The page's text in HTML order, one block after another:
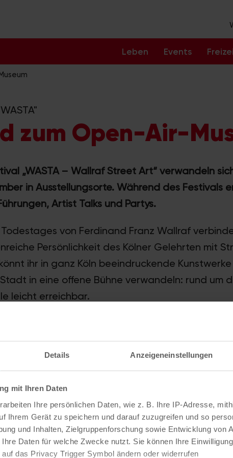
Details Anzeigeneinstellungen
mit Ihren Daten
Ihre persönlichen Daten, wie z. B. Ihre IP-Adresse,
Ihrem Gerät zu speichern und darauf zuzugreifen und so
und Inhalten, Zielgruppenforschung sowie Entwicklung von
Daten für welche Zwecke nutzt. Sie können Ihre
das Privacy Trigger Symbol ändern oder widerrufen
Leben Events
zum Open-Air-
„WASTA – Wallraf Street Art“ verwandeln
in Ausstellungsorte. Während des Festivals
Artist Talks und Partys.
von Ferdinand Franz Wallraf
Persönlichkeit des Kölner Gelehrten mit
ihr in ganz Köln beeindruckende
in eine offene Bühne verwandeln: rund um
leicht erreichbar.
schaffen ein Netzwerk von Kunstwerken,
mit dem intellektuellen Erbe Wallrafs
eine Abschlussparty am 14. September im